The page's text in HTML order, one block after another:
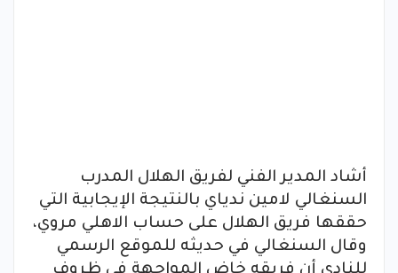
أشاد المدير الفني لفريق الهلال المدرب
السنغالي لامين ندياي بالنتيجة الإيجابية التي
حققها فريق الهلال على حساب الاهلي مروي،
وقال السنغالي في حديثه للموقع الرسمي